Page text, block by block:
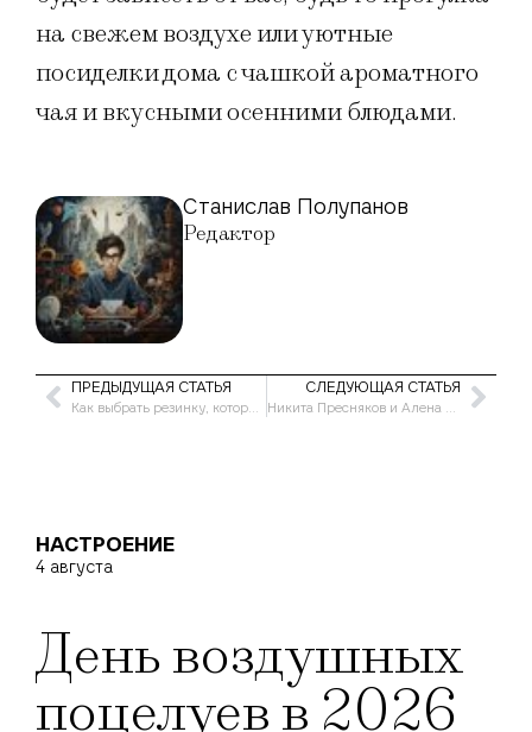
на свежем воздухе или уютные
посиделки дома с чашкой ароматного
чая и вкусными осенними блюдами.
Станислав Полупанов
Редактор
ПРЕДЫДУЩАЯ СТАТЬЯ
Как выбрать резинку, которая не портит волосы: гид по безопасным аксессуарам
СЛЕДУЮЩАЯ СТАТЬЯ
Никита Пресняков и Алена Краснова объявили о разводе
НАСТРОЕНИЕ
4 августа
День воздушных
поцелуев в 2026